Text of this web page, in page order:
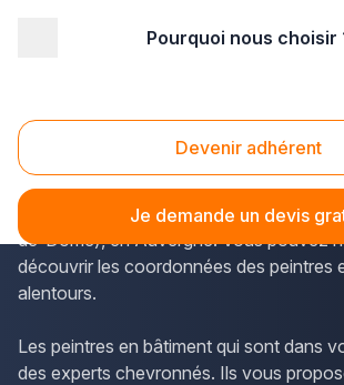
Pourquoi nous choisir
Devenir adhérent
Je demande un devis
Peinture Issoire (63500)
L'annuaire plus-que-pro.fr donne accès
d'importance concernant les entreprises
de-Dôme), en Auvergne. Vous pouvez
découvrir les coordonnées des peintres
alentours.
Les peintres en bâtiment qui sont dans
des experts chevronnés. Ils vous